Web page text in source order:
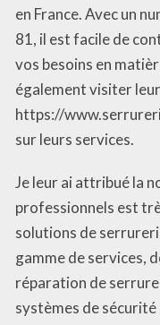
en France. Avec un
81, il est facile de
vos besoins en
également visiter
https://
sur leurs services.
Je leur ai attribué la
professionnels est
solutions de
gamme de services,
réparation de
systèmes de